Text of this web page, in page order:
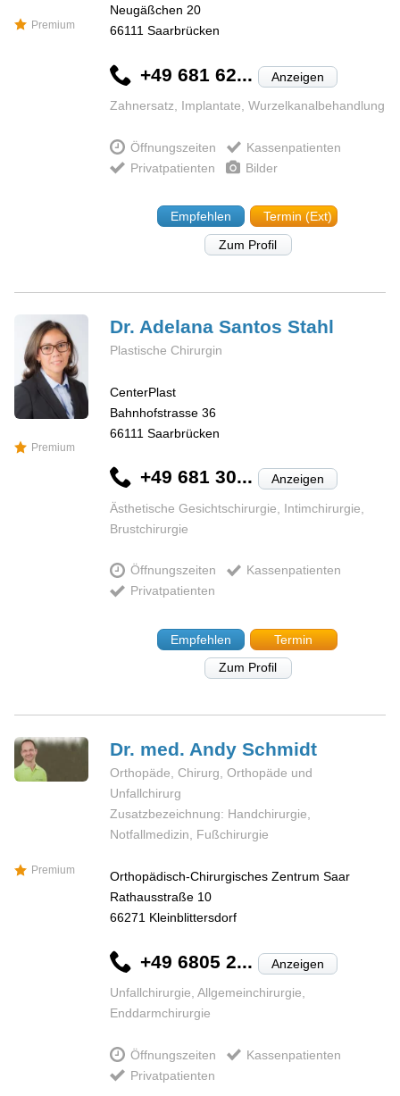
Premium
Neugäßchen 20
66111 Saarbrücken
+49 681 62... Anzeigen
Zahnersatz, Implantate, Wurzelkanalbehandlung
Öffnungszeiten
Kassenpatienten
Privatpatienten
Bilder
Empfehlen
Termin (Ext)
Zum Profil
Premium
Dr. AdelanaSantos Stahl
Plastische Chirurgin
CenterPlast
Bahnhofstrasse 36
66111 Saarbrücken
+49 681 30... Anzeigen
Ästhetische Gesichtschirurgie, Intimchirurgie,
Brustchirurgie
Öffnungszeiten
Kassenpatienten
Privatpatienten
Empfehlen
Termin
Zum Profil
Premium
Dr. med. AndySchmidt
Orthopäde, Chirurg, Orthopäde und
Unfallchirurg
Zusatzbezeichnung: Handchirurgie,
Notfallmedizin, Fußchirurgie
Orthopädisch-Chirurgisches Zentrum Saar
Rathausstraße 10
66271 Kleinblittersdorf
+49 6805 2... Anzeigen
Unfallchirurgie, Allgemeinchirurgie,
Enddarmchirurgie
Öffnungszeiten
Kassenpatienten
Privatpatienten